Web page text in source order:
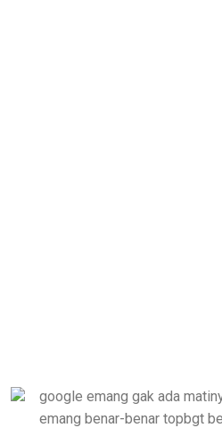
google emang gak ada
emang benar-benar topbgt